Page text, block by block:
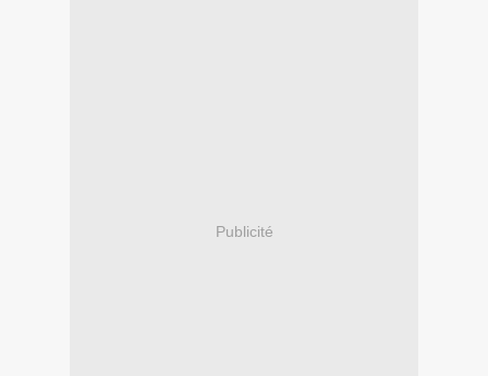
Publicité